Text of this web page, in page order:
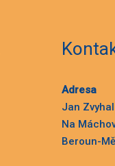
Adresa
Jan Zvyhal
Na
Beroun-